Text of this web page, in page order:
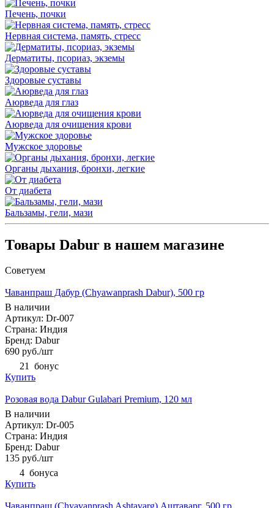
Печень, почки
Нервная система, память, стресс
Дерматиты, псориаз, экземы
Здоровые суставы
Аюрведа для глаз
Аюрведа для очищения крови
Мужское здоровье
Органы дыхания, бронхи, легкие
От диабета
Бальзамы, гели, мази
Товары Dabur в нашем магазине
Советуем
Чаванпраш Дабур (Chyawanprash Dabur), 500 гр
В наличии
Артикул: Dr-007
Страна: Индия
Бренд: Dabur
690 руб./шт
21 бонус
Купить
Розовая вода Dabur Gulabari Premium, 120 мл
В наличии
Артикул: Dr-005
Страна: Индия
Бренд: Dabur
135 руб./шт
4 бонуса
Купить